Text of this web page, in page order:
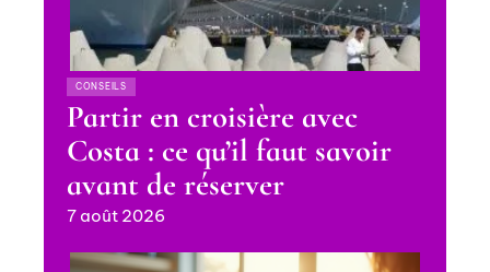
CONSEILS
Partir en croisière avec
Costa : ce qu’il faut savoir
avant de réserver
7 août 2026